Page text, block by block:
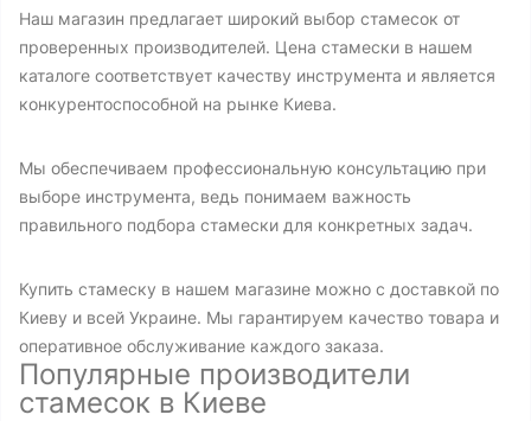
Наш магазин предлагает широкий выбор стамесок от
проверенных производителей. Цена стамески в нашем
каталоге соответствует качеству инструмента и является
конкурентоспособной на рынке Киева.
Мы обеспечиваем профессиональную консультацию при
выборе инструмента, ведь понимаем важность
правильного подбора стамески для конкретных задач.
Купить стамеску в нашем магазине можно с доставкой по
Киеву и всей Украине. Мы гарантируем качество товара и
оперативное обслуживание каждого заказа.
Популярные производители
стамесок в Киеве